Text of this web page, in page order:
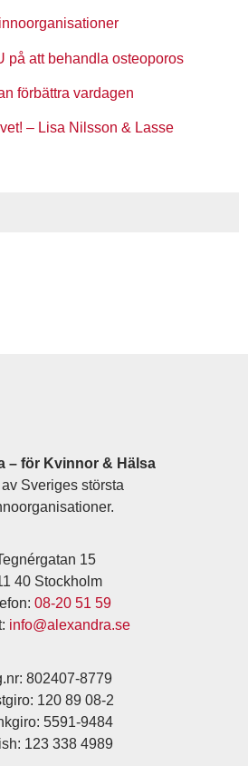
på att behandla osteoporos
förbättra vardagen
– Lisa Nilsson & Lasse
– för Kvinnor & Hälsa
Sveriges största
15
40 Stockholm
08-20 51 59
info@alexandra.se
802407-8779
120 89 08-2
5591-9484
123 338 4989